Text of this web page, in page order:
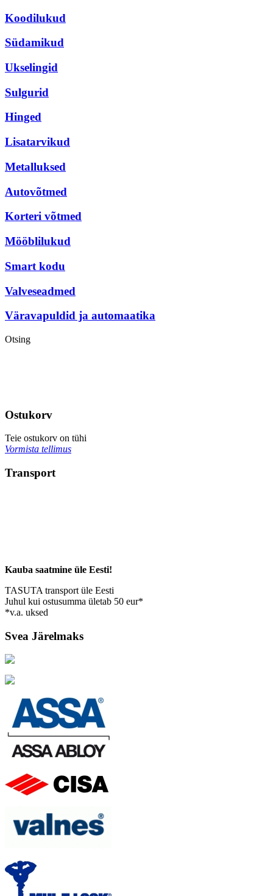
Koodilukud
Südamikud
Ukselingid
Sulgurid
Hinged
Lisatarvikud
Metalluksed
Autovõtmed
Korteri võtmed
Mööblilukud
Smart kodu
Valveseadmed
Väravapuldid ja automaatika
Otsing
Ostukorv
Teie ostukorv on tühi
Vormista tellimus
Transport
Kauba saatmine üle Eesti!
TASUTA transport üle Eesti
Juhul kui ostusumma ületab 50 eur*
*v.a. uksed
Svea Järelmaks